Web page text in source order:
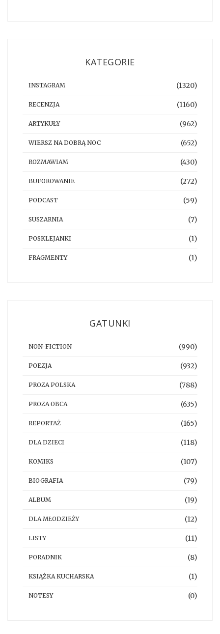
KATEGORIE
INSTAGRAM (1320)
RECENZJA (1160)
ARTYKUŁY (962)
WIERSZ NA DOBRĄ NOC (652)
ROZMAWIAM (430)
BUFOROWANIE (272)
PODCAST (59)
SUSZARNIA (7)
POSKLEJANKI (1)
FRAGMENTY (1)
GATUNKI
NON-FICTION (990)
POEZJA (932)
PROZA POLSKA (788)
PROZA OBCA (635)
REPORTAŻ (165)
DLA DZIECI (118)
KOMIKS (107)
BIOGRAFIA (79)
ALBUM (19)
DLA MŁODZIEŻY (12)
LISTY (11)
PORADNIK (8)
KSIĄŻKA KUCHARSKA (1)
NOTESY (0)